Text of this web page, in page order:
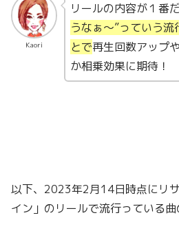
Kaori
リールの内容が１番
うなぁ〜”っていう
とで再生回数アップ
か相乗効果に期待！
以下、2023年2月14日時点にリ
イン」のリールで流行っている曲